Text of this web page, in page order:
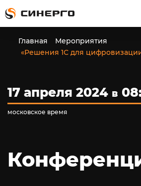
Главная
Мероприятия
«Решения 1С для
17 апреля 2024 в
московское время
Отлично!
Данные
успешно
отправлены.
посмотрите
на
пёсика.
Ведь
Отлично!
Бриф
отправлен.